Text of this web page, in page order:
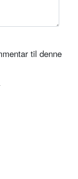
til denne